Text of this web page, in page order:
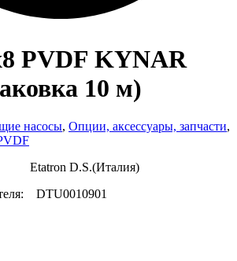
PVDF KYNAR
10 м)
насосы, Опции, аксессуары, запчасти,
D.S.(Италия)
DTU0010901